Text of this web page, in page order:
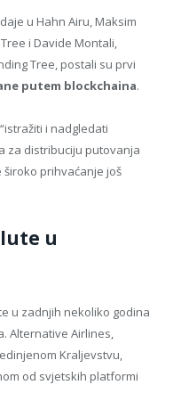
u Hahn Airu, Maksim
i Davide Montali,
Tree, postali su prvi
putem blockchaina.
i nadgledati
za distribuciju putovanja
široko prihvaćanje još
u
u zadnjih nekoliko godina
Alternative Airlines,
Kraljevstvu,
od svjetskih platformi